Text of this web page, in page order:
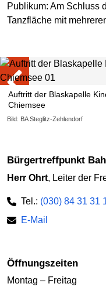
Publikum: Am Schluss
Tanzfläche mit
Auftritt der Blaskapelle
Chiemsee
Bild: BA Steglitz-Zehlendorf
Bürgertreffpunkt
Herr Ohrt, Leiter der
Tel.: (030) 84 31 31
E-Mail
Öffnungszeiten
Montag – Freitag